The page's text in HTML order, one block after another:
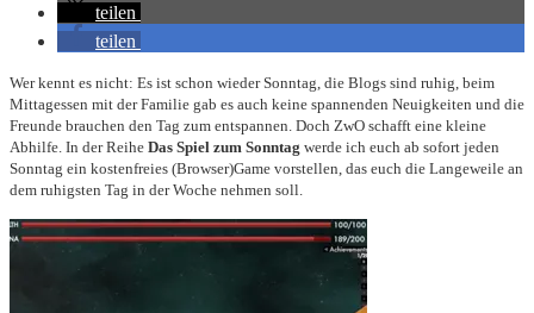
teilen
teilen
Wer kennt es nicht: Es ist schon wieder Sonntag, die Blogs sind ruhig, beim
Mittagessen mit der Familie gab es auch keine spannenden Neuigkeiten und die
Freunde brauchen den Tag zum entspannen. Doch ZwO schafft eine kleine
Abhilfe. In der Reihe Das Spiel zum Sonntag werde ich euch ab sofort jeden
Sonntag ein kostenfreies (Browser)Game vorstellen, das euch die Langeweile an
dem ruhigsten Tag in der Woche nehmen soll.